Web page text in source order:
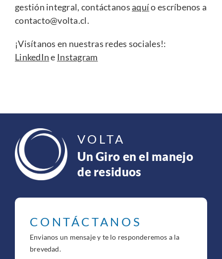
gestión integral, contáctanosaquío escríbenos a
contacto@volta.cl.
¡Visítanos en nuestras redes sociales!:
LinkedIne Instagram
VOLTA
Un Giro en el manejo
de residuos
CONTÁCTANOS
Envianos un mensaje y te lo responderemos a la
brevedad.